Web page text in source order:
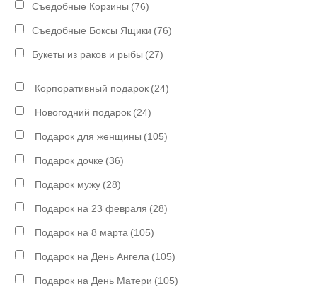
Съедобные Корзины (76)
Съедобные Боксы Ящики (76)
Букеты из раков и рыбы (27)
Корпоративный подарок (24)
Новогодний подарок (24)
Подарок для женщины (105)
Подарок дочке (36)
Подарок мужу (28)
Подарок на 23 февраля (28)
Подарок на 8 марта (105)
Подарок на День Ангела (105)
Подарок на День Матери (105)